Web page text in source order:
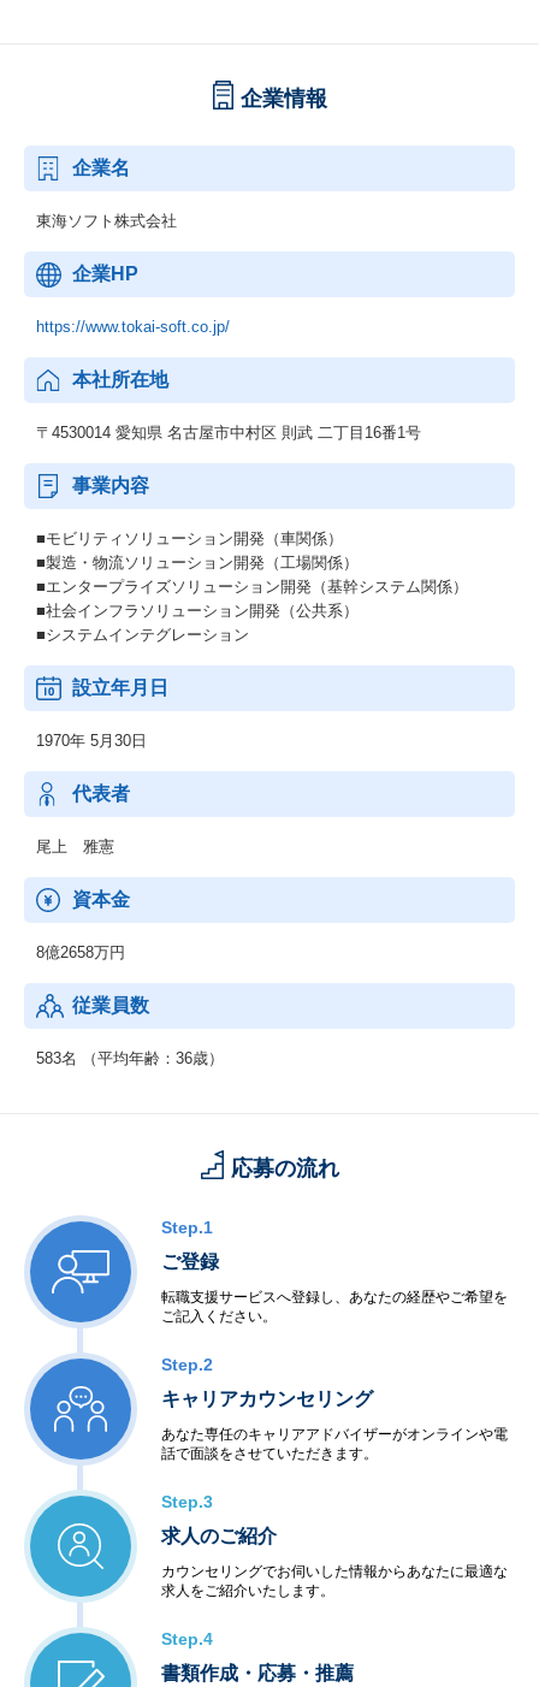
企業情報
企業名
東海ソフト株式会社
企業HP
https://www.tokai-soft.co.jp/
本社所在地
〒4530014 愛知県 名古屋市中村区 則武 二丁目16番1号
事業内容
■モビリティソリューション開発（車関係）
■製造・物流ソリューション開発（工場関係）
■エンタープライズソリューション開発（基幹システム関係）
■社会インフラソリューション開発（公共系）
■システムインテグレーション
設立年月日
1970年 5月30日
代表者
尾上 雅憲
資本金
8億2658万円
従業員数
583名 （平均年齢：36歳）
応募の流れ
Step.1
ご登録
転職支援サービスへ登録し、あなたの経歴やご希望を
ご記入ください。
Step.2
キャリアカウンセリング
あなた専任のキャリアアドバイザーがオンラインや電
話で面談をさせていただきます。
Step.3
求人のご紹介
カウンセリングでお伺いした情報からあなたに最適な
求人をご紹介いたします。
Step.4
書類作成・応募・推薦